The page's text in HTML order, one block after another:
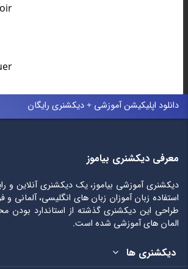
دانلود اپلیکیشن آموزشی + دیکشنری رایگان
معرفی دیکشنری بیاموز
دیکشنری آموزشی بیاموز، یک دیکشنری آنلاین و
استفاده زبان آموزان زبان های انگلیسی، آلمانی
طراحی این دیکشنری گذشته از استاندارد بودن
المان های آموزشی شده است.
دیکشنری ها